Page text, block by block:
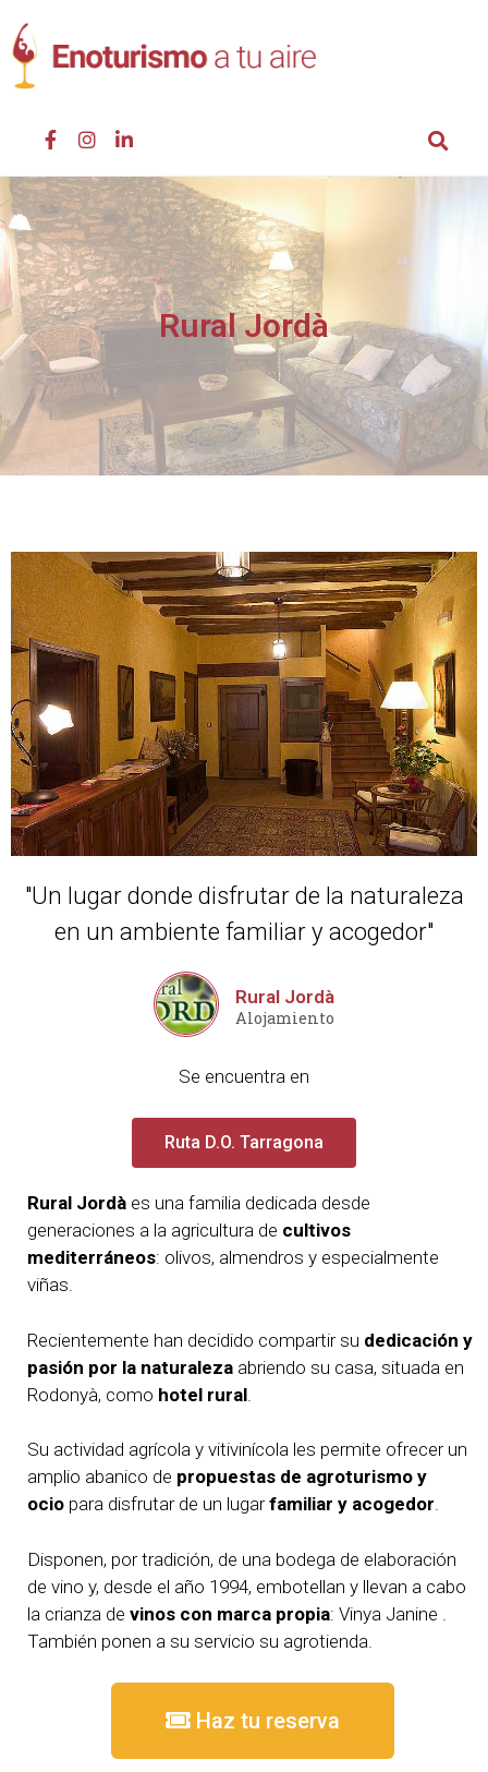
Rural Jordà
"Un lugar donde disfrutar de la naturaleza
en un ambiente familiar y acogedor"
Rural Jordà
Alojamiento
Se encuentra en
Ruta D.O. Tarragona
Rural Jordà es una familia dedicada desde
generaciones a la agricultura de cultivos
mediterráneos: olivos, almendros y especialmente
viñas.
Recientemente han decidido compartir su dedicación y
pasión por la naturaleza abriendo su casa, situada en
Rodonyà, como hotel rural
Su actividad agrícola y vitivinícola les permite ofrecer un
amplio abanico de propuestas de agroturismo y
ocio para disfrutar de un lugarfamiliar y acogedor.
Disponen, por tradición, de una bodega de elaboración
de vino y, desde el año 1994, embotellan y llevan a cabo
la crianza de vinos con marca propia: Vinya Janine .
También ponen a su servicio su agrotienda.
Haz tu reserva